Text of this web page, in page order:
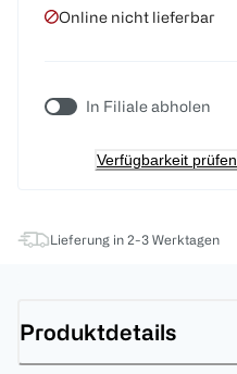
Online nicht lieferbar
In Filiale abholen
Verfügbarkeit prüfen
Lieferung in 2-3 Werktagen
Produktdetails